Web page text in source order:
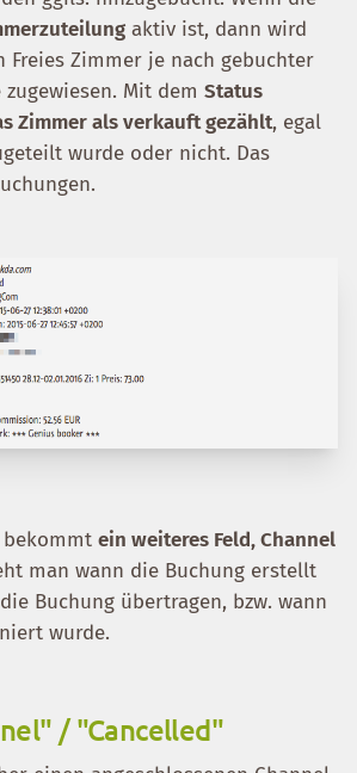
aktiv ist, dann wird
Freies Zimmer je nach gebuchter
Mit dem Status
Zimmer als verkauft gezählt, egal
wurde oder nicht. Das
bekommt ein weiteres Feld, Channel
man wann die Buchung erstellt
Buchung übertragen, bzw. wann
wurde.
/ "Cancelled"